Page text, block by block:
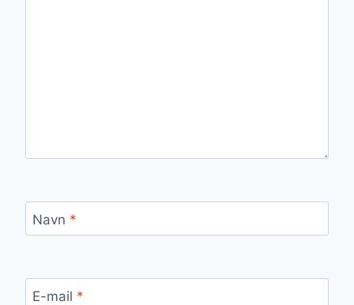
Navn *
E-mail *